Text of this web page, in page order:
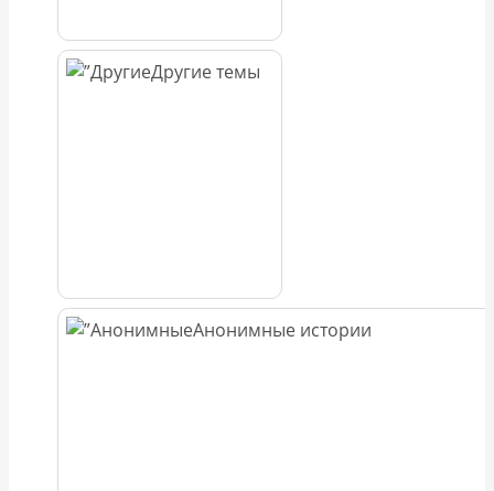
Другие темы
Анонимные истории